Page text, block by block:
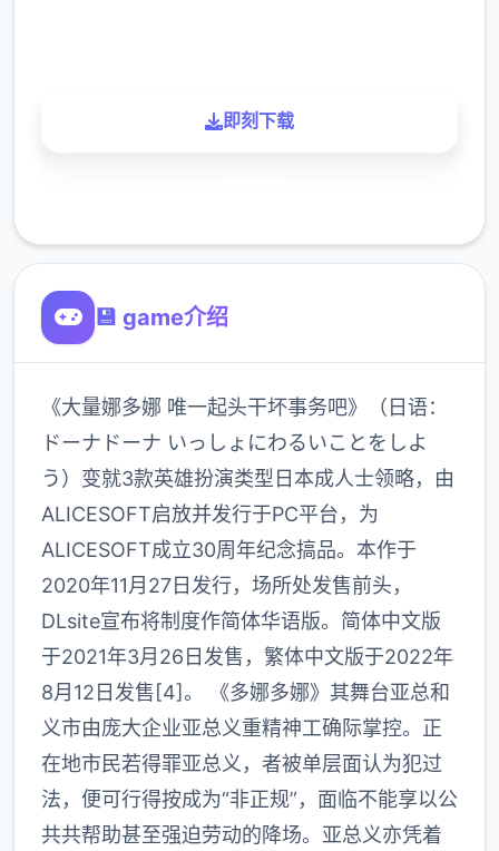
即刻下载
💾 game介绍
《大量娜多娜 唯一起头干坏事务吧》（日语：
ドーナドーナ いっしょにわるいことをしよ
う）变就3款英雄扮演类型日本成人士领略，由
ALICESOFT启放并发行于PC平台，为
ALICESOFT成立30周年纪念搞品。本作于
2020年11月27日发行，场所处发售前头，
DLsite宣布将制度作简体华语版。简体中文版
于2021年3月26日发售，繁体中文版于2022年
8月12日发售[4]。 《多娜多娜》其舞台亚总和
义市由庞大企业亚总义重精神工确际掌控。正
在地市民若得罪亚总义，者被单层面认为犯过
法，便可行得按成为“非正规”，面临不能享以公
共共帮助甚至强迫劳动的降场。亚总义亦凭着